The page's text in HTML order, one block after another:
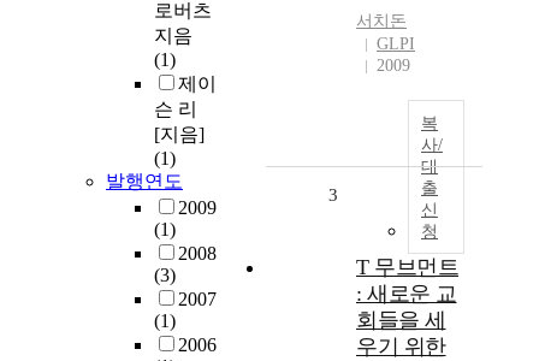
로버츠
지음
(1)
제이
슨 리
[지음]
(1)
발행연도
2009
(1)
2008
(3)
2007
(1)
2006
서치돈
GLPI
2009
복
사/
대
출
신
청
3
T 무브먼트
: 새로운 교
회들을 세
우기 위한